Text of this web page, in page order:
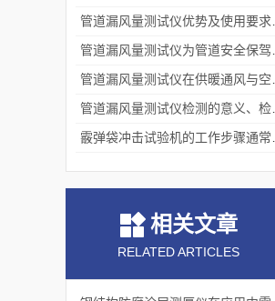
相关文章
RELATED ARTICLES